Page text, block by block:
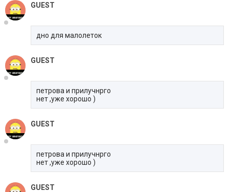
GUEST
дно для малолеток
GUEST
петрова и прилучнрго
нет ,уже хорошо )
GUEST
петрова и прилучнрго
нет ,уже хорошо )
GUEST